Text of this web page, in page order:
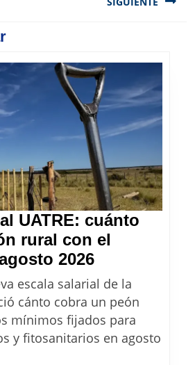
UATRE: cuánto
rural con el
2026Escala
salarial
UATRE:
cuánto
cobra
escala salarial de la
cánto cobra un peón
mínimos fijados para
y fitosanitarios en agosto